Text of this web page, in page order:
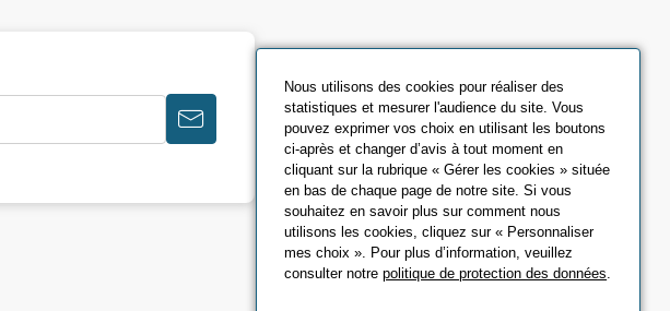
Nous utilisons des cookies pour réaliser des
statistiques et mesurer l'audience du site. Vous
pouvez exprimer vos choix en utilisant les boutons
ci-après et changer d’avis à tout moment en
cliquant sur la rubrique « Gérer les cookies » située
en bas de chaque page de notre site. Si vous
souhaitez en savoir plus sur comment nous
utilisons les cookies, cliquez sur « Personnaliser
mes choix ». Pour plus d’information, veuillez
consulter notrepolitique de protection des données.